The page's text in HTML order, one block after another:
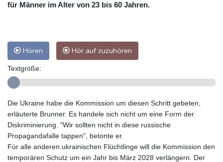
für Männer im Alter von 23 bis 60 Jahren.
Hören Hör auf zuzuhören
Textgröße:
Die Ukraine habe die Kommission um diesen Schritt gebeten,
erläuterte Brunner. Es handele sich nicht um eine Form der
Diskriminierung. "Wir sollten nicht in diese russische
Propagandafalle tappen", betonte er.
Für alle anderen ukrainischen Flüchtlinge will die Kommission den
temporären Schutz um ein Jahr bis März 2028 verlängern. Der